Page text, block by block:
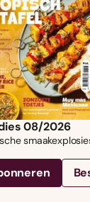
08/2026